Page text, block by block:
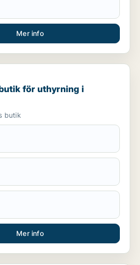
Mer info
uthyrning i Norrtälje
för uthyrning i
butik
Mer info